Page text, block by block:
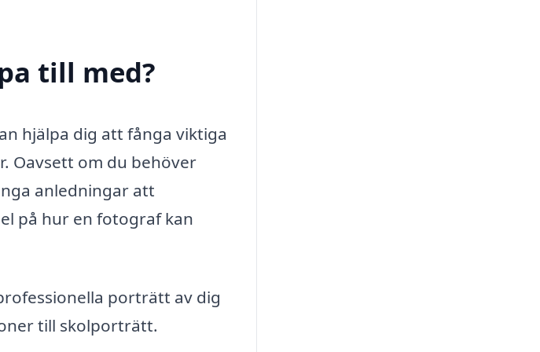
till med?
hjälpa dig att fånga viktiga
Oavsett om du behöver
anledningar att
på hur en fotograf kan
porträtt av dig
till skolporträtt.